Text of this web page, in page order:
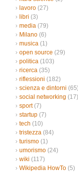
lavoro (27)
libri (3)
media (79)
Milano (6)
musica (1)
open source (29)
politica (103)
ricerca (35)
riflessioni (182)
scienza e dintorni (65)
social networking (17)
sport(7)
startup (7)
tech (10)
tristezza (84)
turismo (1)
umorismo (24)
wiki (117)
Wikipedia HowTo (5)